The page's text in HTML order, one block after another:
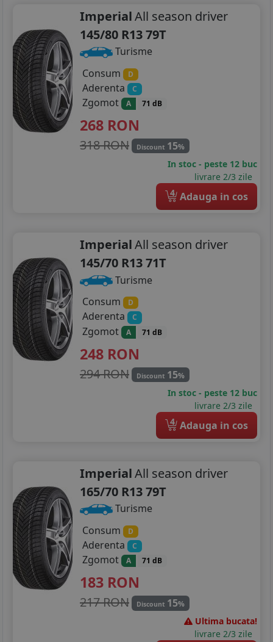
ImperialAll season driver
145/80 R13 79T
Turisme
Consum
D
Aderenta C
Zgomot A 71 dB
268 RON
318 RON Discount 15%
In stoc - peste 12 buc
livrare 2/3 zile
4 Adauga in cos
ImperialAll season driver
145/70 R13 71T
Turisme
Consum
D
Aderenta C
Zgomot A 71 dB
248 RON
294 RON Discount 15%
In stoc - peste 12 buc
livrare 2/3 zile
4 Adauga in cos
ImperialAll season driver
165/70 R13 79T
Turisme
Consum
D
Aderenta C
Zgomot A 71 dB
183 RON
217 RON Discount 15%
Ultima bucata!
livrare 2/3 zile